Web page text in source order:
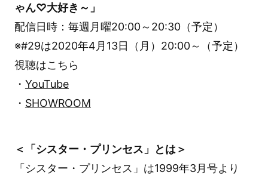
ゃん♡大好き～」
配信日時：毎週月曜20:00～20:30（予定）
※#29は2020年4月13日（月）20:00～（予定）
視聴はこちら
・ YouTube
・ SHOWROOM
＜「シスター・プリンセス」とは＞
「シスター・プリンセス」は1999年3月号より